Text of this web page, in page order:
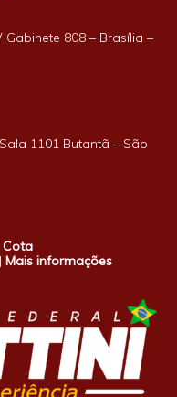
808 – Brasília –
1101 Butantã – São
Cota
|Mais informações